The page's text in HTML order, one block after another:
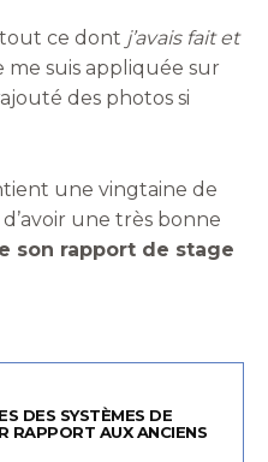
ce dont j’avais fait et
me suis appliquée sur
des photos si
une vingtaine de
une très bonne
son rapport de stage
DES SYSTÈMES DE
RAPPORT AUX ANCIENS